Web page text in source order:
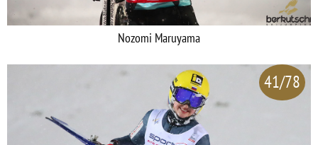
Nozomi Maruyama
41/78